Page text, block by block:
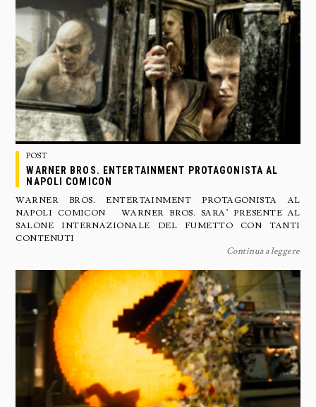
POST
WARNER BROS. ENTERTAINMENT PROTAGONISTA AL
NAPOLI COMICON
WARNER BROS. ENTERTAINMENT PROTAGONISTA AL
NAPOLI COMICON WARNER BROS. SARA’ PRESENTE AL
SALONE INTERNAZIONALE DEL FUMETTO CON TANTI
CONTENUTI
Continua a leggere